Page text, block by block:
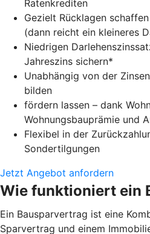
Ratenkrediten
Gezielt Rücklagen
(dann reicht ein kleineres
Niedrigen
Jahreszins sichern*
Unabhängig von der
bilden
fördern lassen – dank
Wohnungsbauprämie und
Flexibel in der
Sondertilgungen
Jetzt Angebot anfordern
Wie funktioniert ein
Ein Bausparvertrag ist eine
Sparvertrag und einem